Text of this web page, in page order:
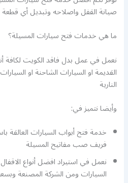
صيانة القفل واصلاحه وتبديل أي قطعة
ما هي خدمات فتح سيارات المسيلة؟
نعمل في عمل بدل فاقد الكويت لكافة
القديمة او السيارات الشاحنة او
النارية
وأيضا نتميز في:
خدمة فتح أبواب السيارات العالقة
فريف صب مفاتيح المسيلة
نعمل في استيراد افضل أنواع الاقفال
السيارات ومن الشركة المصنعة